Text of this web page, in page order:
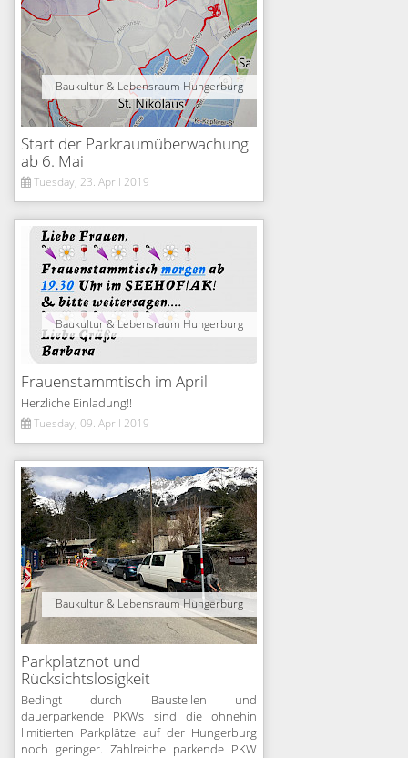
Baukultur & Lebensraum Hungerburg
Start der Parkraumüberwachung
ab 6. Mai
Tuesday, 23. April 2019
Baukultur & Lebensraum Hungerburg
Frauenstammtisch im April
Herzliche Einladung!!
Tuesday, 09. April 2019
Baukultur & Lebensraum Hungerburg
Parkplatznot und
Rücksichtslosigkeit
Bedingt durch Baustellen und
dauerparkende PKWs sind die ohnehin
limitierten Parkplätze auf der Hungerburg
noch geringer. Zahlreiche parkende PKW